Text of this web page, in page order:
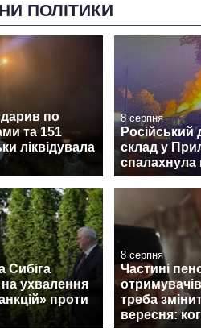
ПОЛІТИКИ
по
та 151
ліквідувала
8 серпня
Російський
склад у
спалахнула
Сибіга
на ухвалення
проти
8 серпня
Частині
треба
вересня: